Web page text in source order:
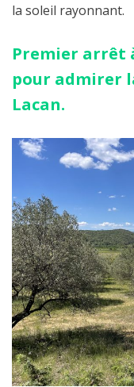
la soleil rayonnant.
Premier arrêt
pour admirer
Lacan.